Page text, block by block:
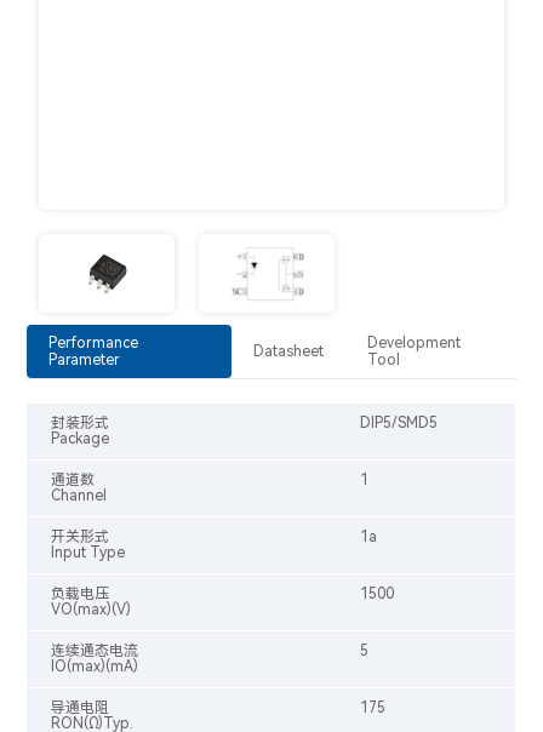
Performance
Parameter
Datasheet
Development
Tool
封装形式
Package
DIP5/SMD5
通道数
Channel
1
开关形式
Input Type
1a
负载电压
VO(max)(V)
1500
连续通态电流
IO(max)(mA)
5
导通电阻
RON(Ω)Typ.
175